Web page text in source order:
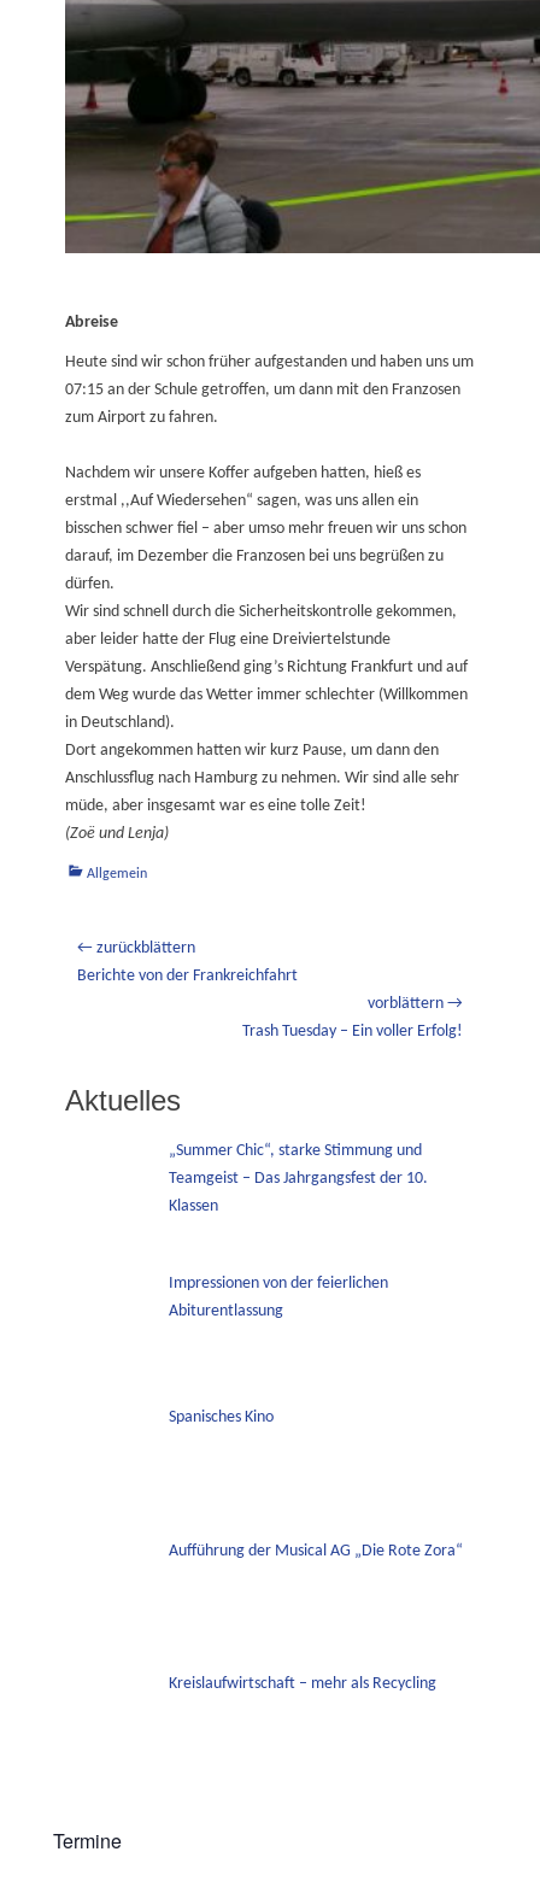
Abreise
Heute sind wir schon früher aufgestanden und haben uns um
07:15 an der Schule getroffen, um dann mit den Franzosen
zum Airport zu fahren.
Nachdem wir unsere Koffer aufgeben hatten, hieß es
erstmal ,,Auf Wiedersehen“ sagen, was uns allen ein
bisschen schwer fiel – aber umso mehr freuen wir uns schon
darauf, im Dezember die Franzosen bei uns begrüßen zu
dürfen.
Wir sind schnell durch die Sicherheitskontrolle gekommen,
aber leider hatte der Flug eine Dreiviertelstunde
Verspätung. Anschließend ging’s Richtung Frankfurt und auf
dem Weg wurde das Wetter immer schlechter (Willkommen
in Deutschland).
Dort angekommen hatten wir kurz Pause, um dann den
Anschlussflug nach Hamburg zu nehmen. Wir sind alle sehr
müde, aber insgesamt war es eine tolle Zeit!
(Zoë und Lenja)
Kategorien
Allgemein
Beitragsnavigation
← zurückblättern
Vorheriger
Berichte von der Frankreichfahrt
vorblättern →
Trash Tuesday – Ein voller Erfolg!
Aktuelles
„Summer Chic“, starke Stimmung und
Teamgeist – Das Jahrgangsfest der 10.
Klassen
Impressionen von der feierlichen
Abiturentlassung
Spanisches Kino
Aufführung der Musical AG „Die Rote Zora“
Kreislaufwirtschaft – mehr als Recycling
Termine